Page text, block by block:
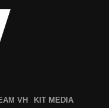
VH KIT MEDIA